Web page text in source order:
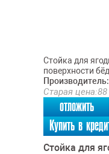
Стойка для
поверхности
Производитель:
Старая цена:88
отложить
Купить в
Стойка для